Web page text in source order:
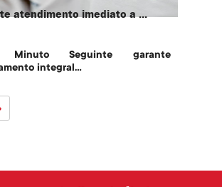
atendimento imediato a ...
Seguinte garante
integral...